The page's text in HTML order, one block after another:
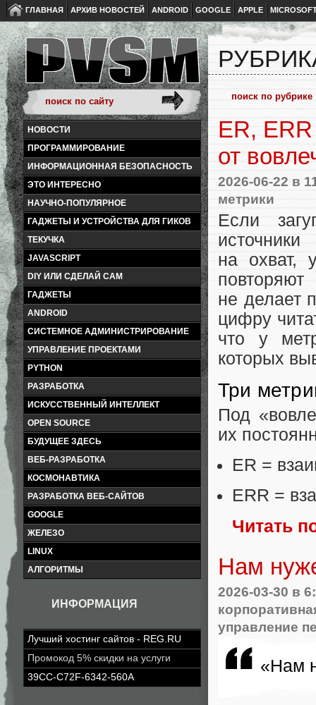
ГЛАВНАЯ АРХИВ НОВОСТЕЙ ANDROID GOOGLE APPLE
НОВОСТИ
ПРОГРАММИРОВАНИЕ
ИНФОРМАЦИОННАЯ БЕЗОПАСНОСТЬ
ЭТО ИНТЕРЕСНО
НАУЧНО-ПОПУЛЯРНОЕ
ГАДЖЕТЫ И УСТРОЙСТВА ДЛЯ ГИКОВ
ТЕКУЧКА
JAVASCRIPT
DIY ИЛИ СДЕЛАЙ САМ
ГАДЖЕТЫ
ANDROID
СИСТЕМНОЕ АДМИНИСТРИРОВАНИЕ
УПРАВЛЕНИЕ ПРОЕКТАМИ
PYTHON
РАЗРАБОТКА
ИСКУССТВЕННЫЙ ИНТЕЛЛЕКТ
OPEN SOURCE
БУДУЩЕЕ ЗДЕСЬ
ВЕБ-РАЗРАБОТКА
КОСМОНАВТИКА
РАЗРАБОТКА ВЕБ-САЙТОВ
GOOGLE
ЖЕЛЕЗО
LINUX
АЛГОРИТМЫ
ИНФОРМАЦИЯ
Лучший хостинг сайтов - REG.RU
Промокод 5% скидки на услуги
39CC-C72F-6342-560A
ER,
от
2026-06-22 в
метрики
Если
на охват,
не делает
цифру
что у
которых
Три
Под
их
ER =
ERR =
Читать
Нам
2026-03-30 в
управление
«Нам